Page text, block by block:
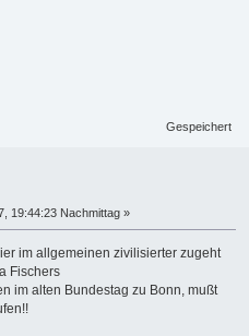
Gespeichert
19:44:23 Nachmittag »
im allgemeinen zivilisierter zugeht
Fischers
im alten Bundestag zu Bonn, mußt